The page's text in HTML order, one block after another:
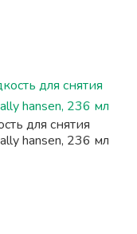
для снятия
hansen, 236 мл